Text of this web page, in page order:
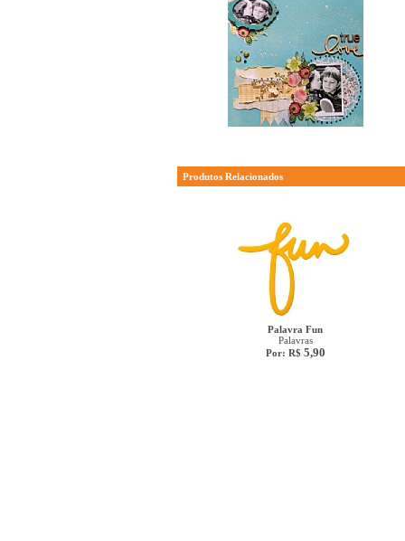
Produtos Relacionados
Palavra Fun
Palavras
Por: R$ 5,90